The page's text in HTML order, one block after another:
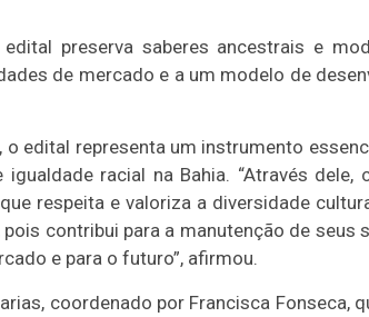
preserva saberes ancestrais e
de mercado e a um modelo de
o edital representa um instrumento
racial na Bahia. “Através dele,
respeita e valoriza a diversidade
contribui para a manutenção de seus
e para o futuro”, afirmou.
coordenado por Francisca Fonseca,